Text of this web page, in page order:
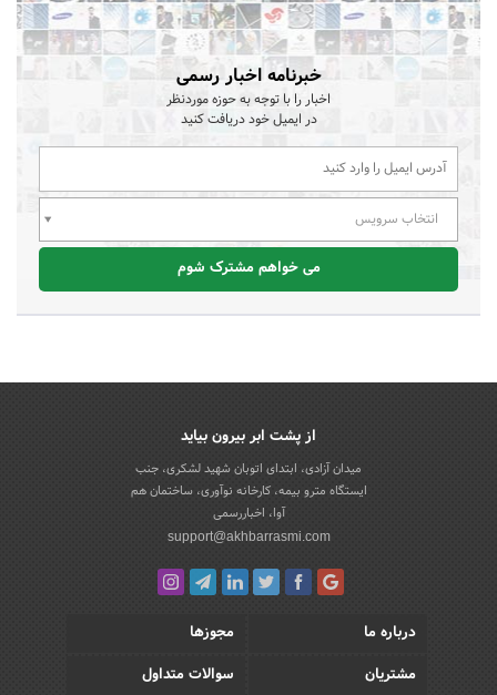
خبرنامه اخبار رسمی
اخبار را با توجه به حوزه موردنظر
در ایمیل خود دریافت کنید
انتخاب سرویس
می خواهم مشترک شوم
از پشت ابر بیرون بیاید
میدان آزادی، ابتدای اتوبان شهید لشکری، جنب
ایستگاه مترو بیمه، کارخانه نوآوری، ساختمان هم
آوا، اخباررسمی
support@akhbarrasmi.com
درباره ما
مجوزها
مشتریان
سوالات متداول